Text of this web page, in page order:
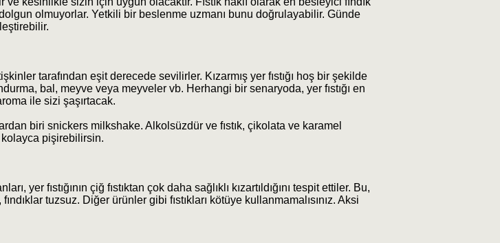
olmuyorlar. Yetkili bir beslenme uzmanı bunu doğrulayabilir. Günde
tarafından eşit derecede sevilirler. Kızarmış yer fıstığı hoş bir şekilde
bal, meyve veya meyveler vb. Herhangi bir senaryoda, yer fıstığı en
ile sizi şaşırtacak.
biri snickers milkshake. Alkolsüzdür ve fıstık, çikolata ve karamel
kolayca pişirebilirsin.
yer fıstığının çiğ fıstıktan çok daha sağlıklı kızartıldığını tespit ettiler. Bu,
tuzsuz. Diğer ürünler gibi fıstıkları kötüye kullanmamalısınız. Aksi